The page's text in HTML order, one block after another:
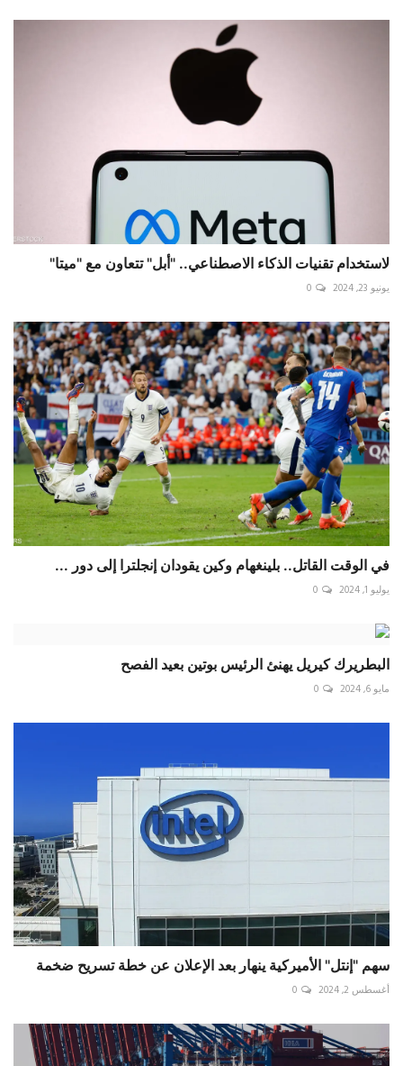
لاستخدام تقنيات الذكاء الاصطناعي.. "أبل" تتعاون مع "ميتا"
يونيو 23, 2024 0
في الوقت القاتل.. بلينغهام وكين يقودان إنجلترا إلى دور ...
يوليو 1, 2024 0
البطريرك كيريل يهنئ الرئيس بوتين بعيد الفصح
مايو 6, 2024 0
سهم "إنتل" الأميركية ينهار بعد الإعلان عن خطة تسريح ضخمة
أغسطس 2, 2024 0